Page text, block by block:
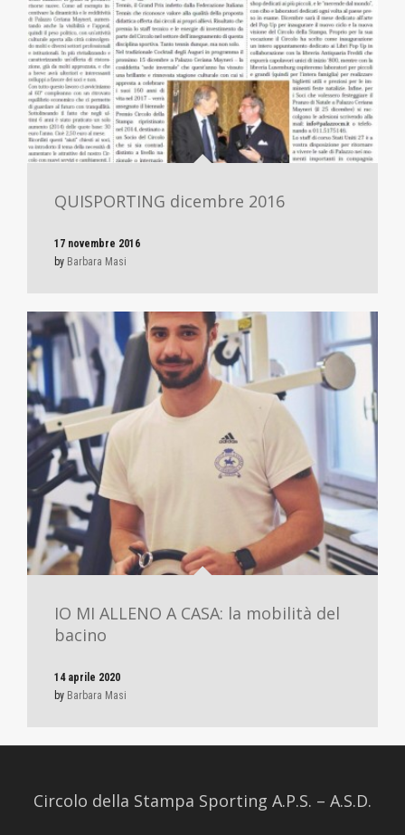
QUISPORTING dicembre 2016
17 novembre 2016
by Barbara Masi
IO MI ALLENO A CASA: la mobilità del
bacino
14 aprile 2020
by Barbara Masi
Circolo della Stampa Sporting A.P.S. – A.S.D.